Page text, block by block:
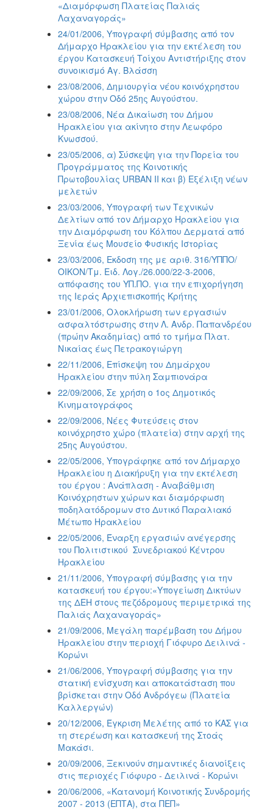
«Διαμόρφωση Πλατείας Παλιάς
Λαχαναγοράς»
24/01/2006, Υπογραφή σύμβασης από τον
Δήμαρχο Ηρακλείου για την εκτέλεση του
έργου Κατασκευή Τοίχου Αντιστήριξης στον
συνοικισμό Αγ. Βλάσση
23/08/2006, Δημιουργία νέου κοινόχρηστου
χώρου στην Οδό 25ης Αυγούστου.
23/08/2006, Νέα Δικαίωση του Δήμου
Ηρακλείου για ακίνητο στην Λεωφόρο
Κνωσσού.
23/05/2006, α) Σύσκεψη για την Πορεία του
Προγράμματος της Κοινοτικής
Πρωτοβουλίας URBAN II και β) Εξέλιξη νέων
μελετών
23/03/2006, Υπογραφή των Τεχνικών
Δελτίων από τον Δήμαρχο Ηρακλείου για
την Διαμόρφωση του Κόλπου Δερματά από
Ξενία έως Μουσείο Φυσικής Ιστορίας
23/03/2006, Εκδοση της με αριθ. 316/ΥΠΠΟ/
ΟΙΚΟΝ/Τμ. Ειδ. Λογ./26.000/22-3-2006,
απόφασης του ΥΠ.ΠΟ. για την επιχορήγηση
της Ιεράς Αρχιεπισκοπής Κρήτης
23/01/2006, Ολοκλήρωση των εργασιών
ασφαλτόστρωσης στην Λ. Ανδρ. Παπανδρέου
(πρώην Ακαδημίας) από το τμήμα Πλατ.
Νικαίας έως Πετρακογιώργη
22/11/2006, Επίσκεψη του Δημάρχου
Ηρακλείου στην πύλη Σαμπιονάρα
22/09/2006, Σε χρήση ο 1ος Δημοτικός
Κινηματογράφος
22/09/2006, Νέες Φυτεύσεις στον
κοινόχρηστο χώρο (πλατεία) στην αρχή της
25ης Αυγούστου.
22/05/2006, Υπογράφηκε από τον Δήμαρχο
Ηρακλείου η Διακήρυξη για την εκτέλεση
του έργου : Ανάπλαση - Αναβάθμιση
Κοινόχρηστων χώρων και διαμόρφωση
ποδηλατόδρομων στο Δυτικό Παραλιακό
Μέτωπο Ηρακλείου
22/05/2006, Έναρξη εργασιών ανέγερσης
του Πολιτιστικού  Συνεδριακού Κέντρου
Ηρακλείου
21/11/2006, Υπογραφή σύμβασης για την
κατασκευή του έργου:«Υπογείωση Δικτύων
της ΔΕΗ στους πεζόδρομους περιμετρικά της
Παλιάς Λαχαναγοράς»
21/09/2006, Μεγάλη παρέμβαση του Δήμου
Ηρακλείου στην περιοχή Γιόφυρο Δειλινά -
Κορώνι
21/06/2006, Υπογραφή σύμβασης για την
στατική ενίσχυση και αποκατάσταση που
βρίσκεται στην Οδό Ανδρόγεω (Πλατεία
Καλλεργών)
20/12/2006, Έγκριση Μελέτης από το ΚΑΣ για
τη στερέωση και κατασκευή της Στοάς
Μακάσι.
20/09/2006, Ξεκινούν σημαντικές διανοίξεις
στις περιοχές Γιόφυρο - Δειλινά - Κορώνι
20/06/2006, «Κατανομή Κοινοτικής Συνδρομής
2007 - 2013 (ΕΠΤΑ), στα ΠΕΠ»